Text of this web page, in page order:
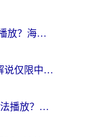
在美国看世界杯当前地区不可播放？海外党体育观赛终极指南来了！
在澳大利亚看B站世界杯中文解说仅限中国大陆？这篇指南帮你打破限制看遍赛事
在海外看CCTV5世界杯直播无法播放？这篇指南让你和国内球迷同步呐喊